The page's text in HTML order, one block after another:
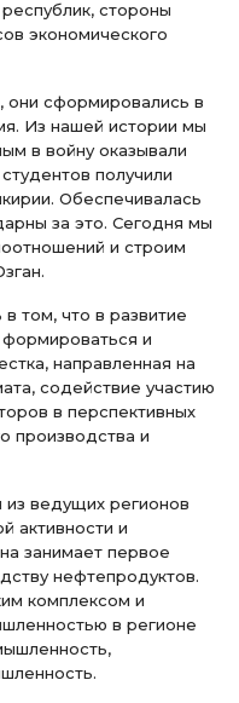
стороны
экономического
они сформировались в
Из нашей истории мы
в войну оказывали
получили
Обеспечивалась
за это. Сегодня мы
и строим
том, что в развитие
и
направленная на
содействие участию
в перспективных
производства и
из ведущих регионов
активности и
занимает первое
нефтепродуктов.
комплексом и
в регионе